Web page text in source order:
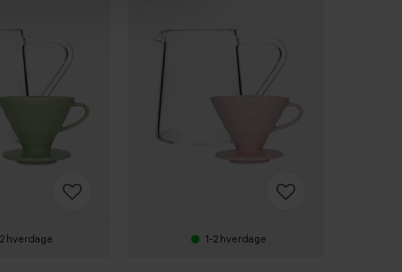
hverdage 1-2 hverdage